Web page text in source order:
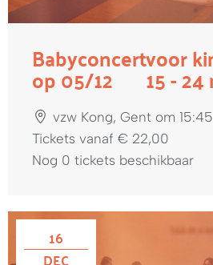
Babyconcert
op 05/12
voor
15 -
vzw Kong, Gent om 15:45
Tickets vanaf € 22,00
Nog 0 tickets beschikbaar
16
DEC